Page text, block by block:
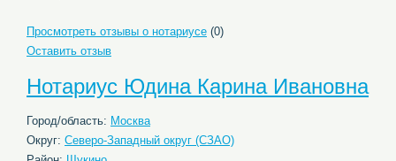
Просмотреть отзывы о нотариусе (0)
Оставить отзыв
Нотариус Юдина Карина Ивановна
Город/область: Москва
Округ: Северо-Западный округ (СЗАО)